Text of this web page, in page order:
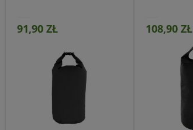
91,90 ZŁ 108,90 ZŁ